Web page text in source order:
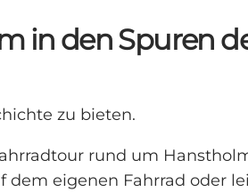
in den Spuren
zu bieten.
rund um
eigenen Fahrrad oder